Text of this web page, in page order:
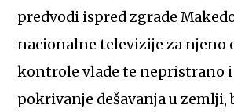
predvodi ispred zgrade
nacionalne televizije za njeno
kontrole vlade te nepristrano
pokrivanje dešavanja u